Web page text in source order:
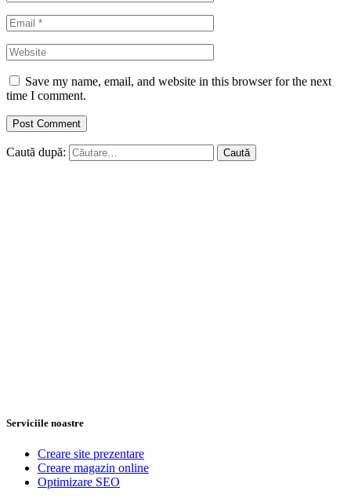
Save my name, email, and website in this browser for the next
time I comment.
Caută după:
Serviciile noastre
Creare site prezentare
Creare magazin online
Optimizare SEO